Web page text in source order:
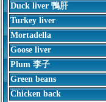
Duck liver 鴨肝
Turkey liver
Mortadella
Goose liver
Plum 李子
Green beans
Chicken back